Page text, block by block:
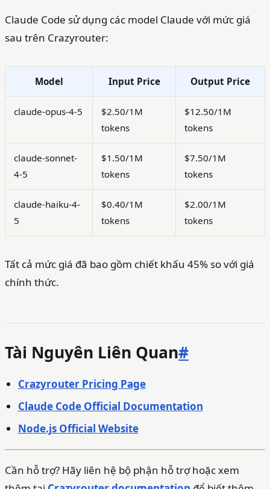
Claude Code sử dụng các model Claude với mức giá
sau trên Crazyrouter:
Model Input Price Output Price
claude-opus-4-5
$2.50/1M
tokens
$12.50/1M
tokens
claude-sonnet-
4-5
$1.50/1M
tokens
$7.50/1M
tokens
claude-haiku-4-
5
$0.40/1M
tokens
$2.00/1M
tokens
Tất cả mức giá đã bao gồm chiết khấu 45% so với giá
chính thức.
Tài Nguyên Liên Quan#
Crazyrouter Pricing Page
Claude Code Official Documentation
Node.js Official Website
Cần hỗ trợ? Hãy liên hệ bộ phận hỗ trợ hoặc xem